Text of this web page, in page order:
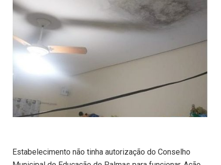
Estabelecimento não tinha autorização do Conselho